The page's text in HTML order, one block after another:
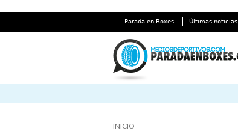
Parada en Boxes Últimas noticias
INICIO